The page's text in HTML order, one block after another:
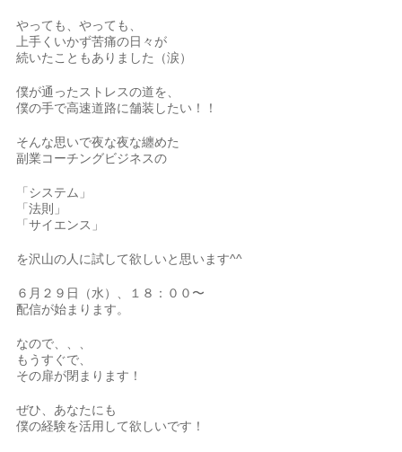
やっても、やっても、
上手くいかず苦痛の日々が
続いたこともありました（涙）
僕が通ったストレスの道を、
僕の手で高速道路に舗装したい！！
そんな思いで夜な夜な纏めた
副業コーチングビジネスの
「システム」
「法則」
「サイエンス」
を沢山の人に試して欲しいと思います^^
６月２９日（水）、１８：００〜
配信が始まります。
なので、、、
もうすぐで、
その扉が閉まります！
ぜひ、あなたにも
僕の経験を活用して欲しいです！